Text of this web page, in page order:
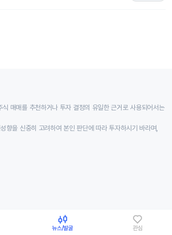
뉴스/발굴 관심
매매를 추천하거나 투자 결정의 유일한 근거로 사용되어서는
향을 신중히 고려하여 본인 판단에 따라 투자하시기 바라며,